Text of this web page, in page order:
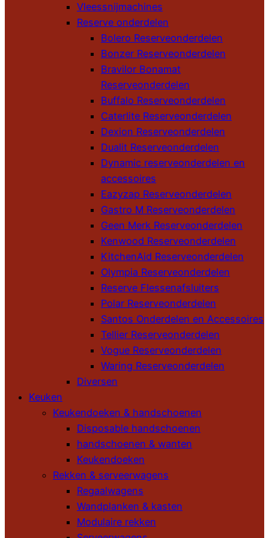
Vleessnijmachines
Reserve onderdelen
Bolero Reserveonderdelen
Bonzer Reserveonderdelen
Bravilor Bonamat
Reserveonderdelen
Buffalo Reserveonderdelen
Caterlite Reserveonderdelen
Dexion Reserveonderdelen
Dualit Reserveonderdelen
Dynamic reserveonderdelen en
accessoires
Eazyzap Reserveonderdelen
Gastro M Reserveonderdelen
Geen Merk Reserveonderdelen
Kenwood Reserveonderdelen
KitchenAid Reserveonderdelen
Olympia Reserveonderdelen
Reserve Flessenafsluiters
Polar Reserveonderdelen
Santos Onderdelen en Accessoires
Tellier Reserveonderdelen
Vogue Reserveonderdelen
Waring Reserveonderdelen
Diversen
Keuken
Keukendoeken & handschoenen
Disposable handschoenen
handschoenen & wanten
Keukendoeken
Rekken & serveerwagens
Regaalwagens
Wandplanken & kasten
Modulaire rekken